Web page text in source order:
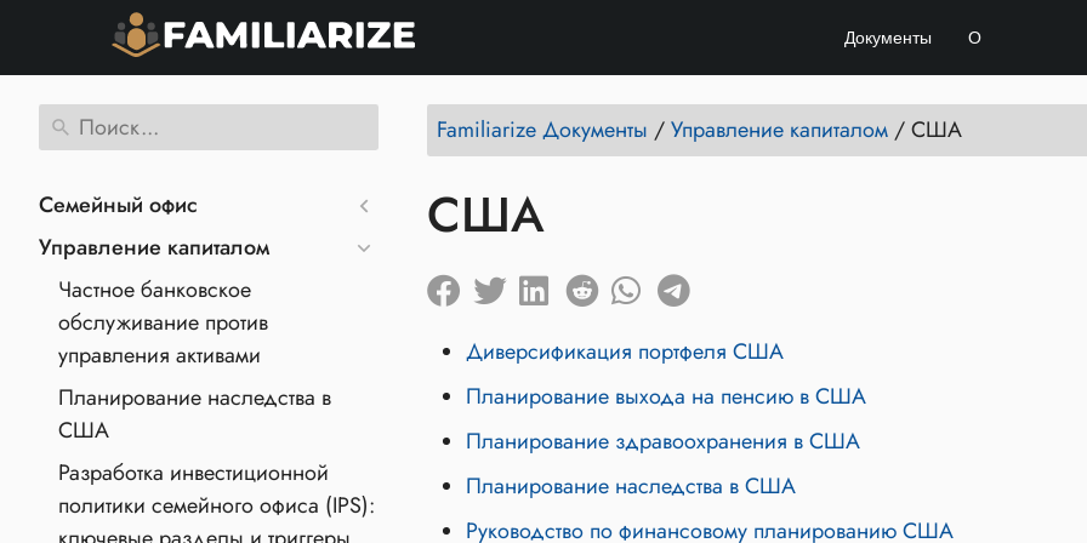
Документы О
Семейный офис
Управление капиталом
Частное банковское
обслуживание против
управления активами
Планирование наследства в
США
Разработка инвестиционной
политики семейного офиса (IPS):
Familiarize Документы /Управление капиталом /США
США
Диверсификация портфеля США
Планирование выхода на пенсию в США
Планирование здравоохранения в США
Планирование наследства в США
Руководство по финансовому планированию США